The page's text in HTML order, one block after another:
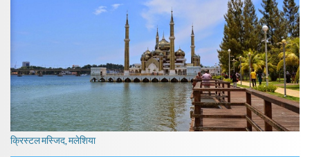
क्रिस्टल मस्जिद, मलेशिया